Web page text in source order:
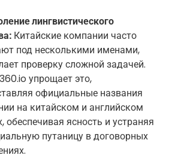
лингвистического
Китайские компании часто
под несколькими именами,
проверку сложной задачей.
упрощает это,
официальные названия
на китайском и английском
обеспечивая ясность и устраняя
путаницу в договорных